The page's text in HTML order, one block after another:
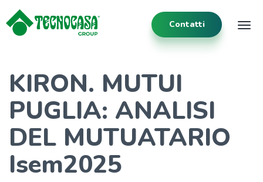
Contatti
KIRON. MUTUI
PUGLIA: ANALISI
DEL MUTUATARIO
Isem2025